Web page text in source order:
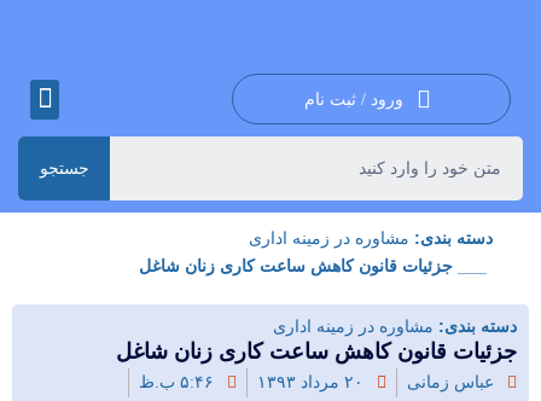
ورود / ثبت نام
جستجو
دسته بندی: مشاوره در زمینه اداری
___ جزئیات قانون کاهش ساعت کاری زنان شاغل
دسته بندی: مشاوره در زمینه اداری
جزئیات قانون کاهش ساعت کاری زنان شاغل
عباس زمانی ۲۰ مرداد ۱۳۹۳
۵:۴۶ ب.ظ